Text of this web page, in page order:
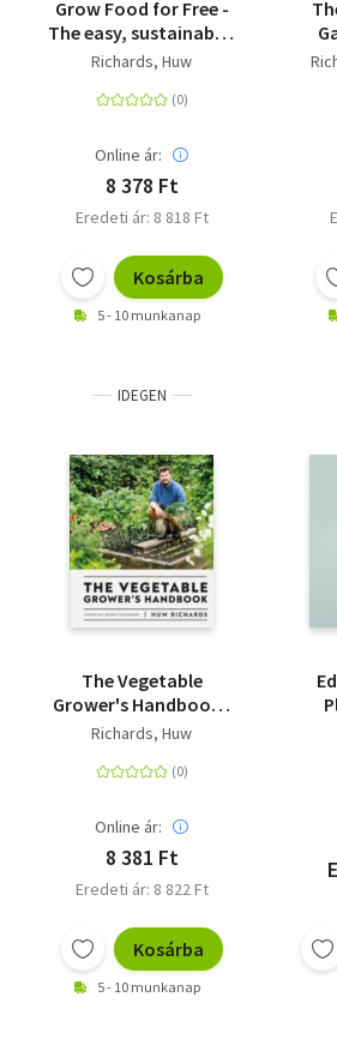
Grow Food for Free -
The easy, sustainable,
zero-cost way to a
Richards, Huw
Online ár:
8 378 Ft
Eredeti ár: 8 818 Ft
Kosárba
5 - 10 munkanap
IDEGEN
The Vegetable
Grower's Handbook -
Unearth Your Garden's
Richards, Huw
Online ár:
8 381 Ft
Eredeti ár: 8 822 Ft
Kosárba
5 - 10 munkanap